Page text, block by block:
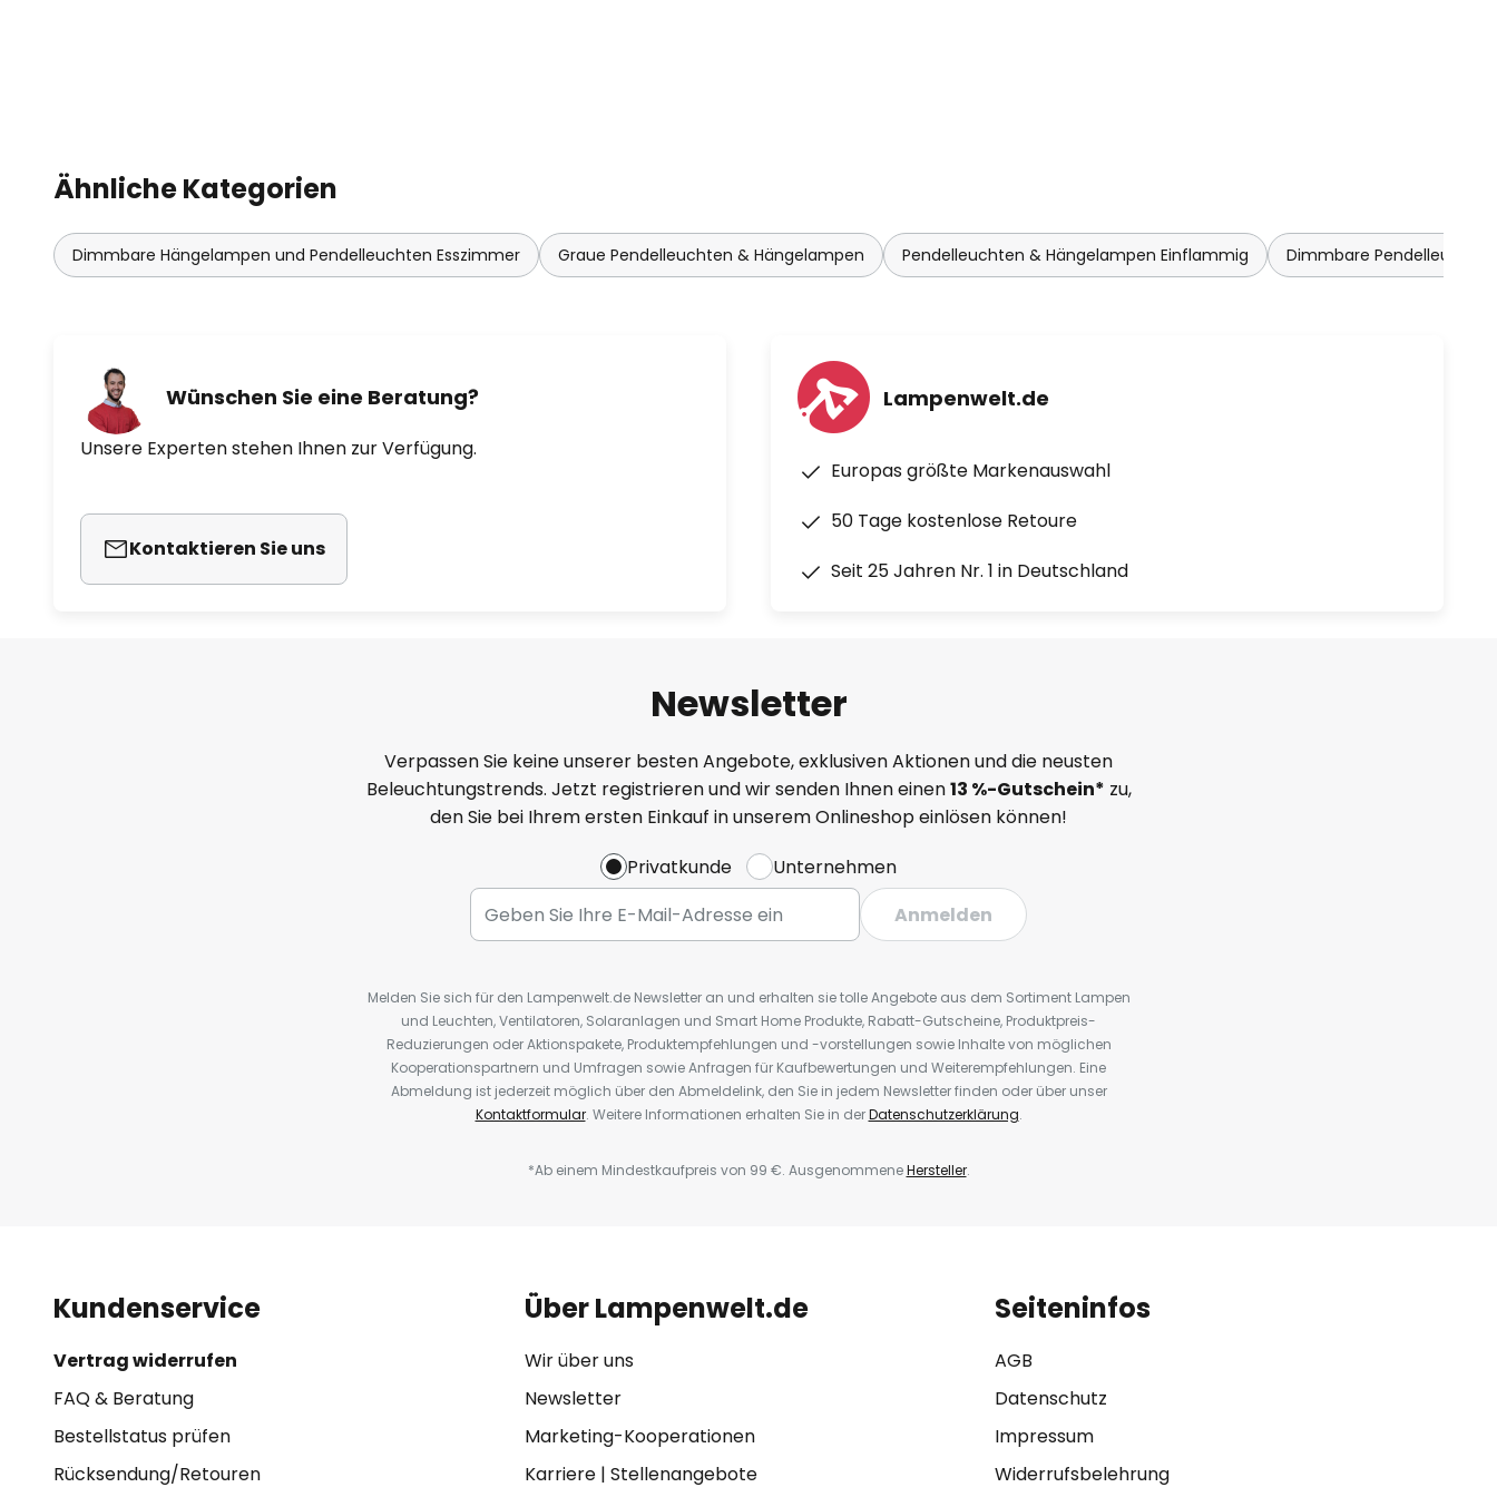
Ähnliche Kategorien
Dimmbare Hängelampen und Pendelleuchten Esszimmer Graue Pendelleuchten & Hängelampen Pendelleuchten & Hängelampen Einflammig Dimmbare
Wünschen Sie eine Beratung?
Unsere Experten stehen Ihnen zur Verfügung.
Kontaktieren Sie uns
Lampenwelt.de
Europas größte Markenauswahl
50 Tage kostenlose Retoure
Seit 25 Jahren Nr. 1 in Deutschland
Newsletter
Verpassen Sie keine unserer besten Angebote, exklusiven Aktionen und die neusten
Beleuchtungstrends. Jetzt registrieren und wir senden Ihnen einen13 %-Gutschein* zu,
den Sie bei Ihrem ersten Einkauf in unserem Onlineshop einlösen können!
Privatkunde
Unternehmen
Anmelden
Melden Sie sich für den Lampenwelt.de Newsletter an und erhalten sie tolle Angebote aus dem Sortiment Lampen
und Leuchten, Ventilatoren, Solaranlagen und Smart Home Produkte, Rabatt-Gutscheine, Produktpreis-
Reduzierungen oder Aktionspakete, Produktempfehlungen und -vorstellungen sowie Inhalte von möglichen
Kooperationspartnern und Umfragen sowie Anfragen für Kaufbewertungen und Weiterempfehlungen. Eine
Abmeldung ist jederzeit möglich über den Abmeldelink, den Sie in jedem Newsletter finden oder über unser
Kontaktformular. Weitere Informationen erhalten Sie in derDatenschutzerklärung.
*Ab einem Mindestkaufpreis von 99 €. AusgenommeneHersteller.
Kundenservice
Vertrag widerrufen
FAQ & Beratung
Bestellstatus prüfen
Rücksendung/Retouren
Über Lampenwelt.de
Wir über uns
Newsletter
Marketing-Kooperationen
Karriere| Stellenangebote
Seiteninfos
AGB
Datenschutz
Impressum
Widerrufsbelehrung